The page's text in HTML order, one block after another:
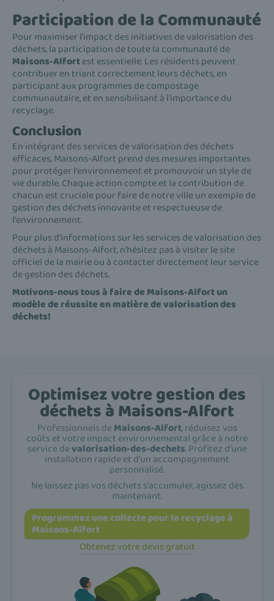
Participation de la Communauté
Pour maximiser l'impact des initiatives de valorisation des
déchets, la participation de toute la communauté de
Maisons-Alfortest essentielle. Les résidents peuvent
contribuer en triant correctement leurs déchets, en
participant aux programmes de compostage
communautaire, et en sensibilisant à l'importance du
recyclage.
Conclusion
En intégrant des services de valorisation des déchets
efficaces, Maisons-Alfort prend des mesures importantes
pour protéger l'environnement et promouvoir un style de
vie durable. Chaque action compte et la contribution de
chacun est cruciale pour faire de notre ville un exemple de
gestion des déchets innovante et respectueuse de
l'environnement.
Pour plus d'informations sur les services de valorisation des
déchets à Maisons-Alfort, n'hésitez pas à visiter le site
officiel de la mairie ou à contacter directement leur service
de gestion des déchets.
Motivons-nous tous à faire de Maisons-Alfort un
modèle de réussite en matière de valorisation des
déchets!
Optimisez votre gestion des
déchets à Maisons-Alfort
Professionnels deMaisons-Alfort, réduisez vos
coûts et votre impact environnemental grâce à notre
service devalorisation-des-dechets. Profitez d'une
installation rapide et d'un accompagnement
personnalisé.
Ne laissez pas vos déchets s'accumuler, agissez dès
maintenant.
Programmez une collecte pour le recyclage à
Maisons-Alfort
Obtenez votre devis gratuit